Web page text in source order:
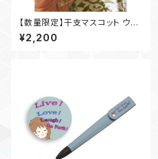
【数量限定】干支マスコット ウマ
ノちゃん ひろのみくじ＆年賀状カ
ード付き
¥2,200